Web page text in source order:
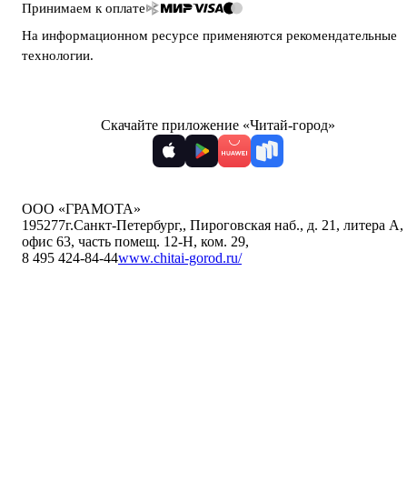
Принимаем к оплате
На информационном ресурсе применяются рекомендательные
технологии.
Скачайте приложение «Читай-город»
ООО «ГРАМОТА»
195277г.Санкт-Петербург,, Пироговская наб., д. 21, литера А,
офис 63, часть помещ. 12-Н, ком. 29,
8 495 424-84-44www.chitai-gorod.ru/